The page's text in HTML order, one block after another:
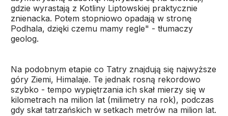
gdzie wyrastają z Kotliny Liptowskiej praktycznie
znienacka. Potem stopniowo opadają w stronę
Podhala, dzięki czemu mamy regle" - tłumaczy
geolog.
Na podobnym etapie co Tatry znajdują się najwyższe
góry Ziemi, Himalaje. Te jednak rosną rekordowo
szybko - tempo wypiętrzania ich skał mierzy się w
kilometrach na milion lat (milimetry na rok), podczas
gdy skał tatrzańskich w setkach metrów na milion lat.